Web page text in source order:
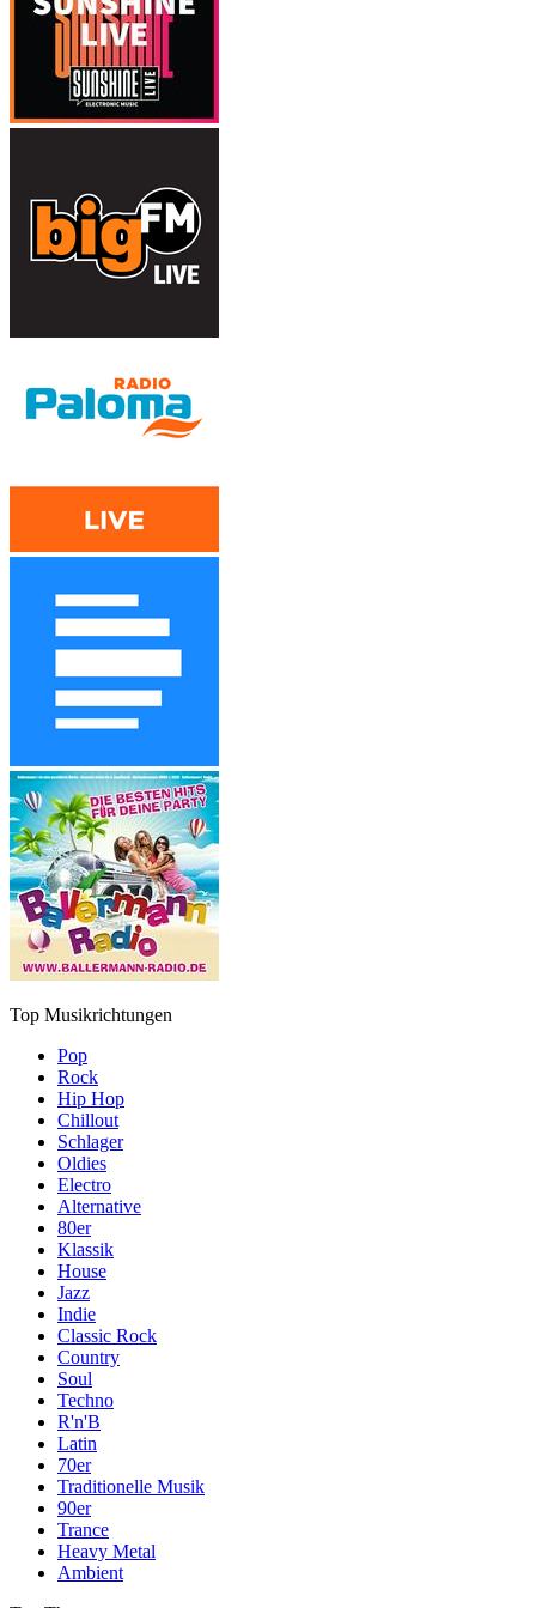
Top Musikrichtungen
Pop
Rock
Hip Hop
Chillout
Schlager
Oldies
Electro
Alternative
80er
Klassik
House
Jazz
Indie
Classic Rock
Country
Soul
Techno
R'n'B
Latin
70er
Traditionelle Musik
90er
Trance
Heavy Metal
Ambient